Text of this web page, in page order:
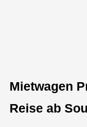
Mietwagen
Reise ab